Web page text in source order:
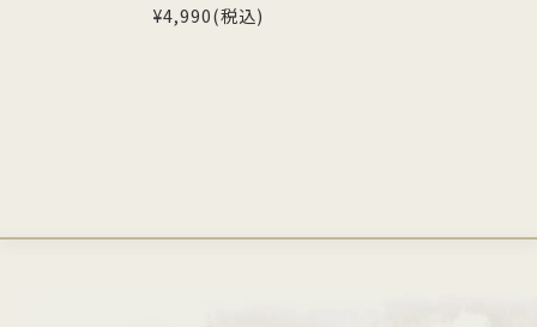
¥4,990(税込)